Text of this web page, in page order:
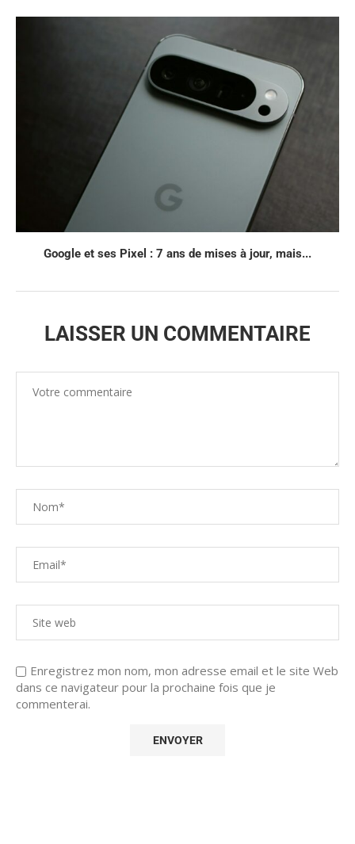
Google et ses Pixel : 7 ans de mises à jour, mais...
LAISSER UN COMMENTAIRE
Enregistrez mon nom, mon adresse email et le site Web
dans ce navigateur pour la prochaine fois que je
commenterai.